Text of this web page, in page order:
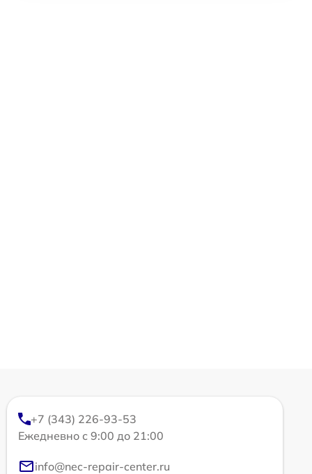
+7 (343) 226-93-53
Ежедневно с 9:00 до 21:00
info@nec-repair-center.ru